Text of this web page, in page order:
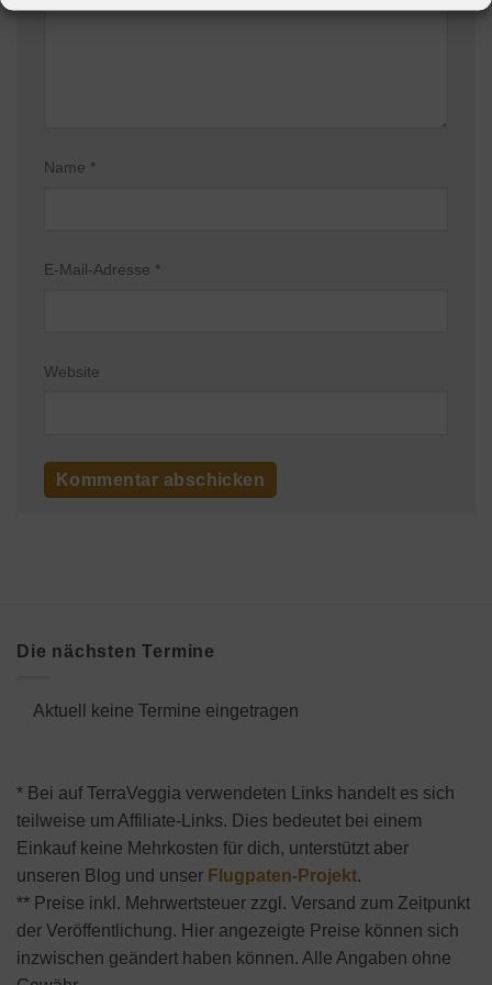
Name *
E-Mail-Adresse *
Website
Die nächsten Termine
Aktuell keine Termine eingetragen
* Bei auf TerraVeggia verwendeten Links handelt es sich
teilweise um Affiliate-Links. Dies bedeutet bei einem
Einkauf keine Mehrkosten für dich, unterstützt aber
unseren Blog und unser Flugpaten-Projekt.
** Preise inkl. Mehrwertsteuer zzgl. Versand zum Zeitpunkt
der Veröffentlichung. Hier angezeigte Preise können sich
inzwischen geändert haben können. Alle Angaben ohne